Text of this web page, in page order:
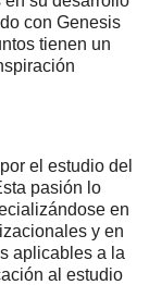
con Genesis
tienen un
el estudio del
pasión lo
en
y en
aplicables a la
al estudio